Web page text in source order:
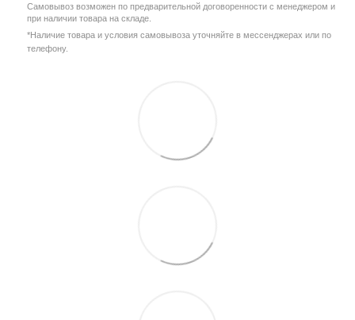
Самовывоз возможен по предварительной договоренности с менеджером и
при наличии товара на складе.
*Наличие товара и условия самовывоза уточняйте в мессенджерах или по
телефону.